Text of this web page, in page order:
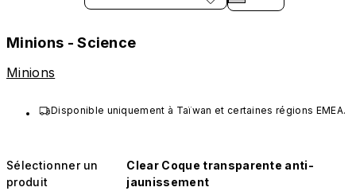
Minions - Science
Minions
Disponible uniquement à Taïwan et certaines régions EMEA.
Sélectionner un
produit
Clear Coque transparente anti-
jaunissement